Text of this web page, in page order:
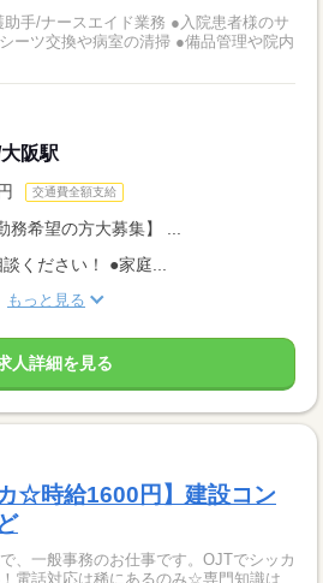
スエイド業務 ●入院患者様のサ
ーツ交換や病室の清掃 ●備品管理や院内
阪駅
交通費全額支給
務希望の方大募集】 ...
ください！ ●家庭...
もっと見る
人詳細を見る
☆時給1600円】建設コン
、一般事務のお仕事です。OJTでシッカ
電話対応は稀にあるのみ☆専門知識は